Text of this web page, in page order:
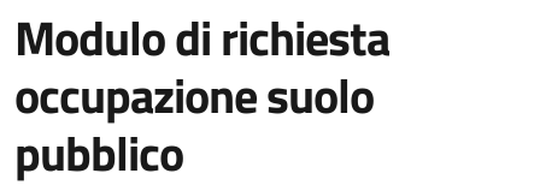
Modulo di richiesta
occupazione suolo
pubblico